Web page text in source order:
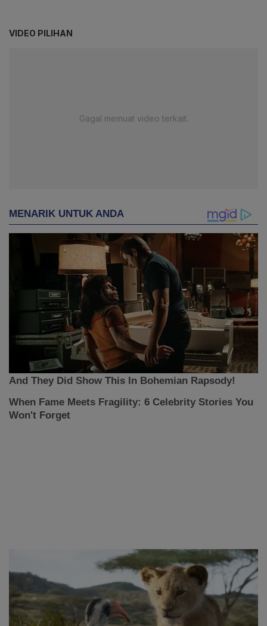
VIDEO PILIHAN
Gagal memuat video terkait.